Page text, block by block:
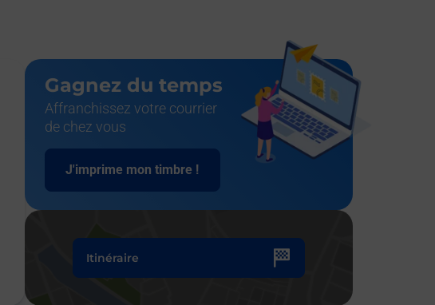
Gagnez du temps
Affranchissez votre courrier
de chez vous
J'imprime mon timbre !
Itinéraire